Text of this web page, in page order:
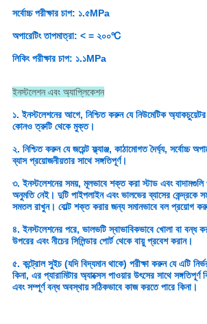
সর্বোচ্চ পরীক্ষার চাপ: ১.৫MPa
অপারেটিং তাপমাত্রা: < = ২০০℃
লিকিং পরীক্ষার চাপ: ১.১MPa
ইনস্টলেশন এবং অ্যাপ্লিকেশন
১. ইনস্টলেশনের আগে, নিশ্চিত করুন যে নিউমেটিক
কোনও ত্রুটি থেকে মুক্ত।
২. নিশ্চিত করুন যে জয়েন্ট ফ্ল্যাঞ্জ, কাঠামোগত দৈর্ঘ্য, সর্বোচ্চ
ব্যাস প্রয়োজনীয়তার সাথে সঙ্গতিপূর্ণ।
৩. ইনস্টলেশনের সময়, মূলভাবে শক্ত করা স্টাড এবং বাদামগুলি
অনুমতি নেই। দুটি পাইপলাইন এবং ভালভের ব্যাসের কেন্দ্রকে
সমতল রাখুন। বোল্ট শক্ত করার জন্য সমানভাবে বল প্রয়োগ
৪. ইনস্টলেশনের পরে, ভালভটি স্বাভাবিকভাবে খোলা বা বন্ধ
উপরের এবং নীচের সিলিন্ডার পোর্ট থেকে বায়ু প্রবেশ করান।
৫. কন্ট্রোল সুইচ (যদি বিদ্যমান থাকে) পরীক্ষা করুন যে এটি
কিনা, এর প্যারামিটার অ্যাক্সেস পাওয়ার উৎসের সাথে সঙ্গতিপূর্ণ
এবং সম্পূর্ণ বন্ধ অবস্থায় সঠিকভাবে কাজ করতে পারে কিনা।